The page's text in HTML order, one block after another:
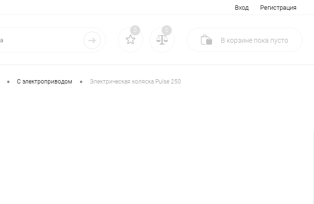
Вход Регистрация
0 0
В корзине пока пусто
• С электроприводом • Электрическая коляска Pulse 250